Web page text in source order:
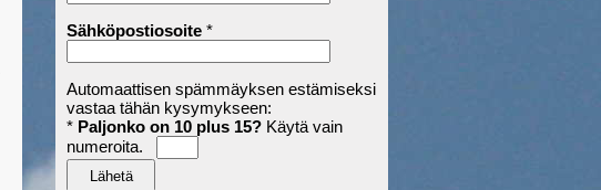
Sähköpostiosoite *
Automaattisen spämmäyksen estämiseksi
vastaa tähän kysymykseen:
* Paljonko on 10 plus 15? Käytä vain
numeroita.